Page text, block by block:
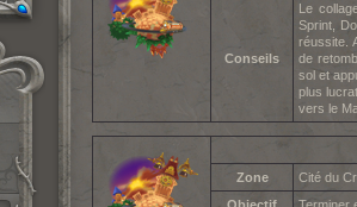
Conseils
Le
Sprint,
réussite.
de
sol et
plus
vers le
Zone
Cité du